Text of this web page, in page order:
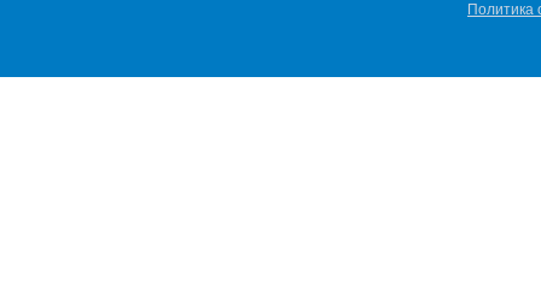
Политика